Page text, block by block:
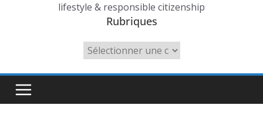
lifestyle & responsible citizenship
Rubriques
Rubriques